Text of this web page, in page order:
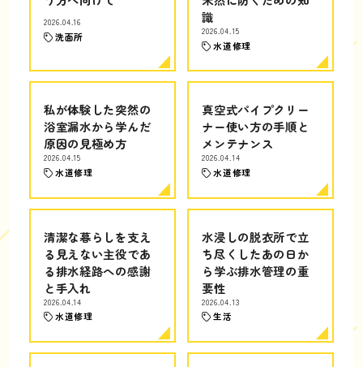
2026.04.16
洗面所
識
2026.04.15
水道修理
私が体験した突然の
浴室漏水から学んだ
原因の見極め方
2026.04.15
水道修理
真空式パイプクリー
ナー使い方の手順と
メンテナンス
2026.04.14
水道修理
清潔な暮らしを支え
る見えない主役であ
る排水経路への感謝
と手入れ
2026.04.14
水道修理
水浸しの脱衣所で立
ち尽くしたあの日か
ら学ぶ排水管理の重
要性
2026.04.13
生活